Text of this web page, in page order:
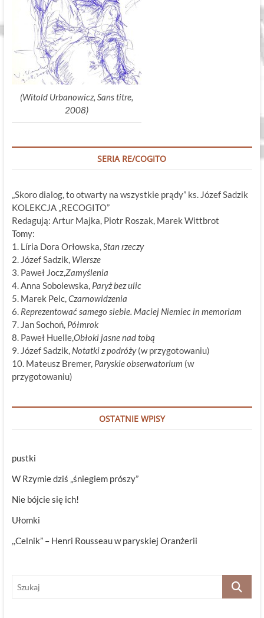
(Witold Urbanowicz, Sans titre,
2008)
SERIA RE/COGITO
„Skoro dialog, to otwarty na wszystkie prądy” ks. Józef Sadzik
KOLEKCJA „RECOGITO”
Redagują: Artur Majka, Piotr Roszak, Marek Wittbrot
Tomy:
1. Líria Dora Orłowska,Stan rzeczy
2. Józef Sadzik, Wiersze
3. Paweł Jocz,Zamyślenia
4. Anna Sobolewska, Paryż bez ulic
5. Marek Pelc,Czarnowidzenia
6. Reprezentować samego siebie. Maciej Niemiec in memoriam
7. Jan Sochoń, Półmrok
8. Paweł Huelle,Obłoki jasne nad tobą
9. Józef Sadzik, Notatki z podróży(w przygotowaniu)
10. Mateusz Bremer, Paryskie obserwatorium (w
przygotowaniu)
OSTATNIE WPISY
pustki
W Rzymie dziś „śniegiem prószy”
Nie bójcie się ich!
Ułomki
,,Celnik” – Henri Rousseau w paryskiej Oranżerii
Szukaj